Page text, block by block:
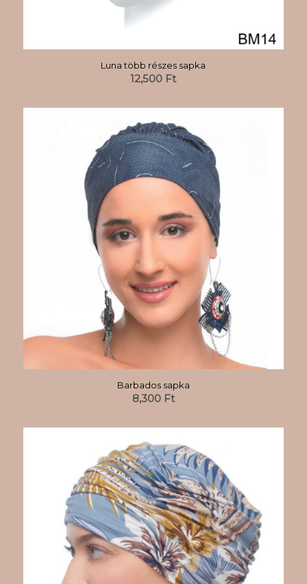
Luna több részes sapka
12,500 Ft
Barbados sapka
8,300 Ft